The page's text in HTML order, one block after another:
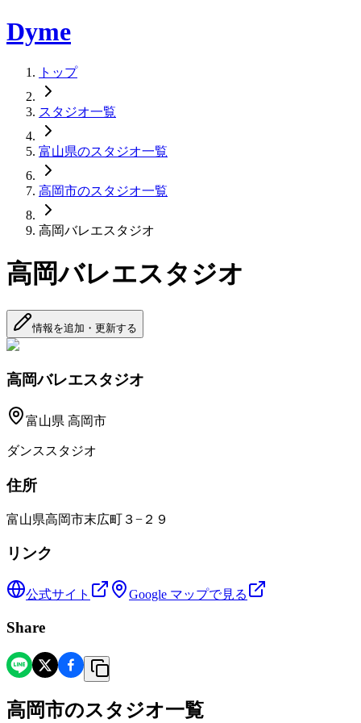
Dyme
トップ
スタジオ一覧
富山県のスタジオ一覧
高岡市のスタジオ一覧
高岡バレエスタジオ
高岡バレエスタジオ
情報を追加・更新する
高岡バレエスタジオ
富山県 高岡市
ダンススタジオ
住所
富山県高岡市末広町３−２９
リンク
公式サイト Google マップで見る
Share
高岡市のスタジオ一覧